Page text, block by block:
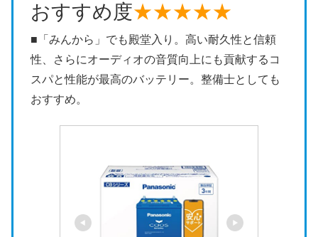
おすすめ度★★★★★
■「みんから」でも殿堂入り。高い耐久性と信頼
性、さらにオーディオの音質向上にも貢献するコ
スパと性能が最高のバッテリー。整備士としても
おすすめ。